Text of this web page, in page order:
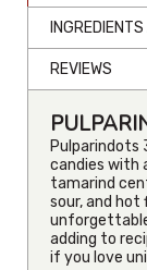
REVIEWS
Pulparindots
candies with
tamarind
sour, and
adding to
if you love